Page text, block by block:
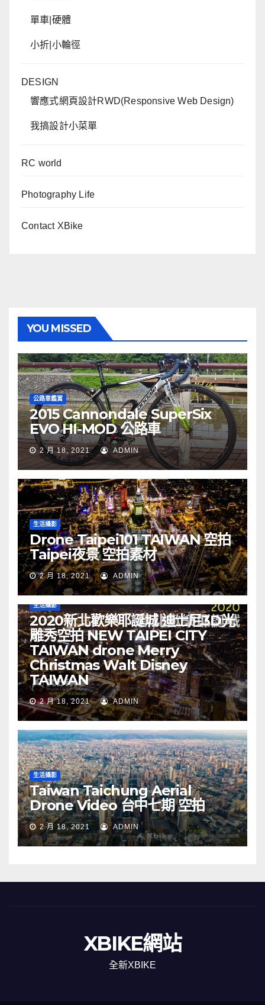
單車|硬體
小折|小輪徑
DESIGN
響應式網頁設計RWD(Responsive Web Design)
我搞設計小菜單
RC world
Photography Life
Contact XBike
YOU MISSED
公路車鑑賞
2015 Cannondale SuperSix
EVO HI-MOD 公路車
2 月 18, 2021 ADMIN
生活攝影
Drone Taipei101 TAIWAN 空拍
Taipei夜景 空拍素材
2 月 18, 2021 ADMIN
生活攝影
2020新北歡樂耶誕城 迪士尼3D光
雕秀空拍 NEW TAIPEI CITY
TAIWAN drone Merry
Christmas Walt Disney
TAIWAN
2 月 18, 2021 ADMIN
生活攝影
Taiwan Taichung Aerial
Drone Video 台中七期 空拍
2 月 18, 2021 ADMIN
XBIKE網站
全新XBIKE